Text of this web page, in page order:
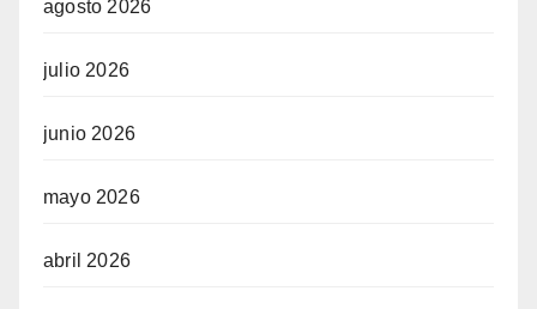
agosto 2026
julio 2026
junio 2026
mayo 2026
abril 2026